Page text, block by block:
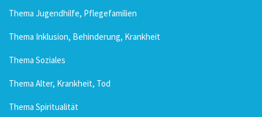
Thema Jugendhilfe, Pflegefamilien
Thema Inklusion, Behinderung, Krankheit
Thema Soziales
Thema Alter, Krankheit, Tod
Thema Spiritualität